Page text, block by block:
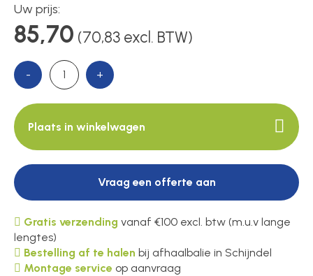
Over ons
Contact
Uw prijs:
85,70 (70,83 excl. BTW)
- +
Plaats in winkelwagen
Vraag een offerte aan
Gratis verzending vanaf €100 excl. btw (m.u.v lange
lengtes)
Bestelling af te halen bij afhaalbalie in Schijndel
Montage service op aanvraag